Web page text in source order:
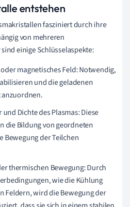
entstehen
fasziniert durch ihre
von mehreren
einige Schlüsselaspekte:
magnetisches Feld: Notwendig,
und die geladenen
Dichte des Plasmas: Diese
die Bildung von geordneten
Bewegung der Teilchen
thermischen Bewegung: Durch
wie die Kühlung
Feldern, wird die Bewegung der